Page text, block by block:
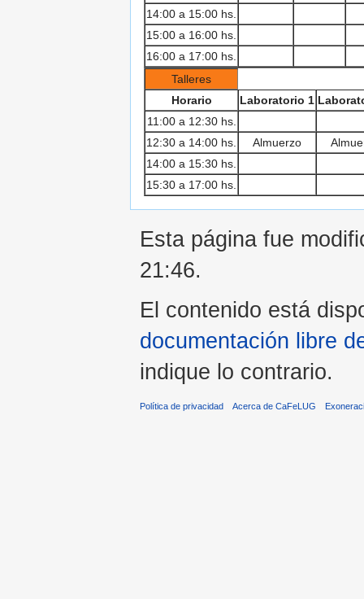
14:00 a 15:00 hs.
15:00 a 16:00 hs.
16:00 a 17:00 hs.
Talleres
Horario
Laboratorio 1
11:00 a 12:30 hs.
12:30 a 14:00 hs.
Almuerzo
14:00 a 15:30 hs.
15:30 a 17:00 hs.
Esta página fue
21:46.
El contenido está
documentación libre
indique lo contrario.
Política de privacidad Acerca de CaFeLUG